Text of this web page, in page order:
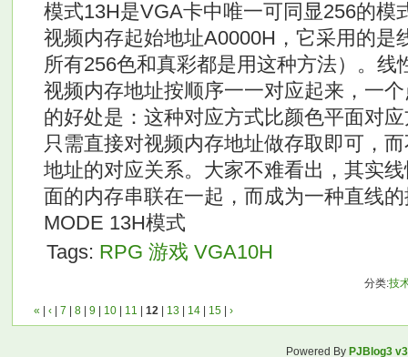
模式13H是VGA卡中唯一可同显256的模
视频内存起始地址A0000H，它采用的是
所有256色和真彩都是用这种方法）。线
视频内存地址按顺序一一对应起来，一
的好处是：这种对应方式比颜色平面对
只需直接对视频内存地址做存取即可，
地址的对应关系。大家不难看出，其实
面的内存串联在一起，而成为一种直线
MODE 13H模式
Tags: RPG 游戏 VGA10H
分类:技
« ‹| 7 8| 9 10| 11 12| 13 14| 15| ›
Powered By PJBlog3